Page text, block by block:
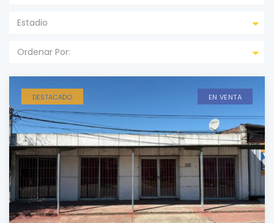
Estadio
Ordenar Por:
DESTACADO EN VENTA